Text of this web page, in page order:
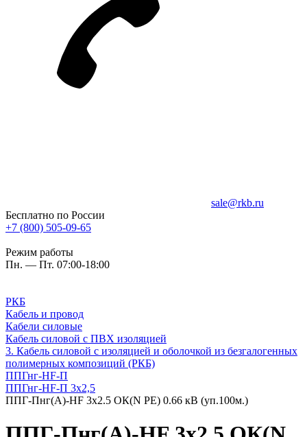
sale@rkb.ru
Бесплатно по России
+7 (800) 505-09-65
Режим работы
Пн. — Пт. 07:00-18:00
РКБ
Кабель и провод
Кабели силовые
Кабель силовой с ПВХ изоляцией
3. Кабель силовой с изоляцией и оболочкой из безгалогенных
полимерных композиций (РКБ)
ППГнг-HF-П
ППГнг-HF-П 3х2,5
ППГ-Пнг(А)-HF 3х2.5 ОК(N PE) 0.66 кВ (уп.100м.)